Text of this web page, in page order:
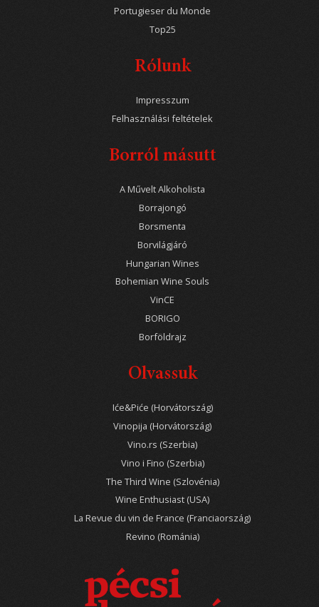
Portugieser du Monde
Top25
Rólunk
Impresszum
Felhasználási feltételek
Borról másutt
A Művelt Alkoholista
Borrajongó
Borsmenta
Borvilágjáró
Hungarian Wines
Bohemian Wine Souls
VinCE
BORIGO
Borföldrajz
Olvassuk
Iće&Piće (Horvátország)
Vinopija (Horvátország)
Vino.rs (Szerbia)
Vino i Fino (Szerbia)
The Third Wine (Szlovénia)
Wine Enthusiast (USA)
La Revue du vin de France (Franciaország)
Revino (Románia)